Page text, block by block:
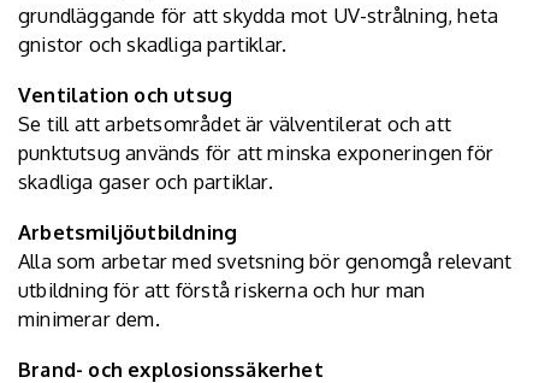
grundläggande för att skydda mot UV-strålning, heta
gnistor och skadliga partiklar.
Ventilation och utsug
Se till att arbetsområdet är välventilerat och att
punktutsug används för att minska exponeringen för
skadliga gaser och partiklar.
Arbetsmiljöutbildning
Alla som arbetar med svetsning bör genomgå relevant
utbildning för att förstå riskerna och hur man
minimerar dem.
Brand- och explosionssäkerhet